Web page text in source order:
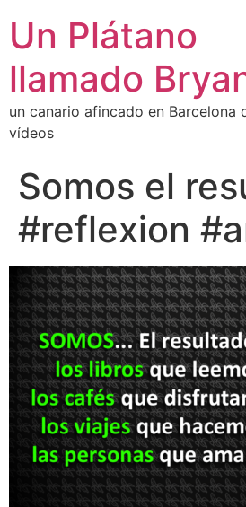
Un Plátano
llamado
un canario afincado en Barcelona
vídeos
Somos el
#reflexion